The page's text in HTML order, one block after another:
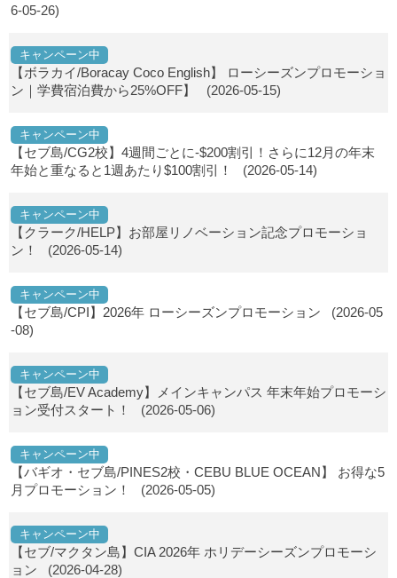
6-05-26)
キャンペーン中
【ボラカイ/Boracay Coco English】 ローシーズンプロモーショ
ン｜学費宿泊費から25%OFF】
(2026-05-15)
キャンペーン中
【セブ島/CG2校】4週間ごとに-$200割引！さらに12月の年末
年始と重なると1週あたり$100割引！
(2026-05-14)
キャンペーン中
【クラーク/HELP】お部屋リノベーション記念プロモーショ
ン！
(2026-05-14)
キャンペーン中
【セブ島/CPI】2026年 ローシーズンプロモーション (2026-05
-08)
キャンペーン中
【セブ島/EV Academy】メインキャンパス 年末年始プロモーシ
ョン受付スタート！
(2026-05-06)
キャンペーン中
【バギオ・セブ島/PINES2校・CEBU BLUE OCEAN】 お得な5
月プロモーション！
(2026-05-05)
キャンペーン中
【セブ/マクタン島】CIA 2026年 ホリデーシーズンプロモーシ
ョン
(2026-04-28)